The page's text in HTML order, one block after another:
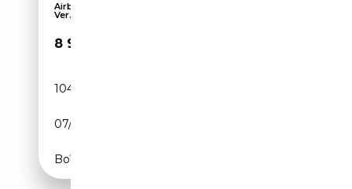
Airbag conducteur, Pneus été, Airbag passager,
Ver...
8 999€
104 945 km
07/2009
Boîte automatique